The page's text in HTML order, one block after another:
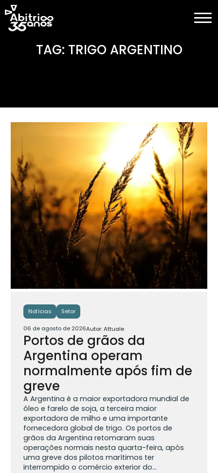
TAG: TRIGO ARGENTINO
Notícias Setor
06 de agosto de 2026Autor: Attuale
Portos de grãos da
Argentina operam
normalmente após fim de
greve
A Argentina é a maior exportadora mundial de
óleo e farelo de soja, a terceira maior
exportadora de milho e uma importante
fornecedora global de trigo. Os portos de
grãos da Argentina retomaram suas
operações normais nesta quarta-feira, após
uma greve dos pilotos marítimos ter
interrompido o comércio exterior do...